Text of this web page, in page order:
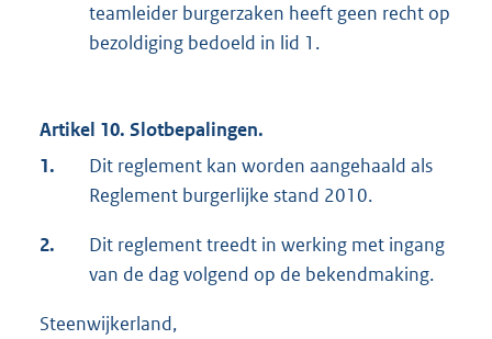
teamleider burgerzaken heeft geen recht op
bezoldiging bedoeld in lid 1.
Artikel 10. Slotbepalingen.
1.
Dit reglement kan worden aangehaald als
Reglement burgerlijke stand 2010.
2.
Dit reglement treedt in werking met ingang
van de dag volgend op de bekendmaking.
Steenwijkerland,